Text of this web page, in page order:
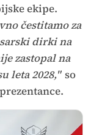
ekipe.
čestitamo za
dirki na
zastopal na
leta 2028," so